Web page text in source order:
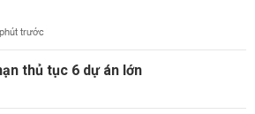
trước
thủ tục 6 dự án lớn